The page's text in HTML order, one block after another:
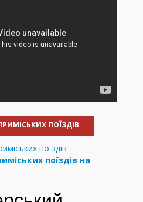
ПОЇЗДІВ
поїздів на